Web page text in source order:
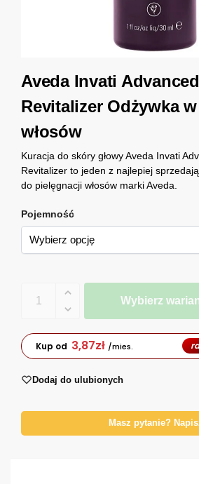
Aveda Invati
Revitalizer Odżywka
włosów
Kuracja do skóry głowy Aveda Invati
Revitalizer to jeden z najlepiej
do pielęgnacji włosów marki Aveda.
Pojemność
Wybierz
Kup od 3,87zł /mies.
Dodaj do ulubionych
Masz pytanie?